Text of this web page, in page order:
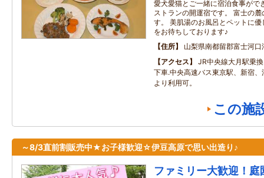
愛犬愛猫とご一緒に宿泊食事がで
ストランの開運宿です。 富士の
す。 美肌湯のお風呂とペットに
をお待ちしております♪
住所
山梨県南都留郡富士河
アクセス
JR中央線大月駅乗
下車.中央高速バス東京駅、新宿
より利用可。
この施
～8/3直前割販売中★お子様歓迎☆伊豆高原で思い出造り♪
ファミリー大歓迎！